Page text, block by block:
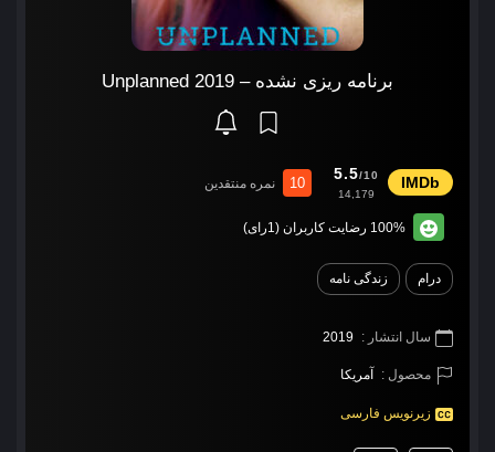
برنامه ریزی نشده – Unplanned 2019
5.5/10
14,179
10 نمره منتقدین
100% رضایت کاربران (1رای)
درام زندگی نامه
سال انتشار : 2019
محصول : آمریکا
زیرنویس فارسی